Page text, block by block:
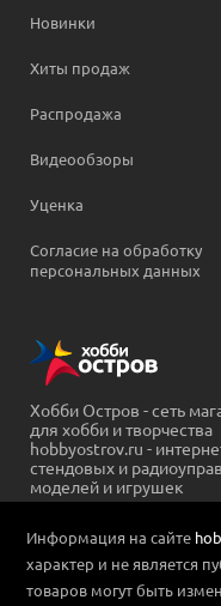
Новинки
Хиты продаж
Распродажа
Видеообзоры
Уценка
Согласие на обработку
персональных данных
Хобби Остров - сеть
для хобби и творчества
hobbyostrov.ru -
стендовых и
моделей и игрушек
Информация на сайте
характер и не является
товаров могут быть